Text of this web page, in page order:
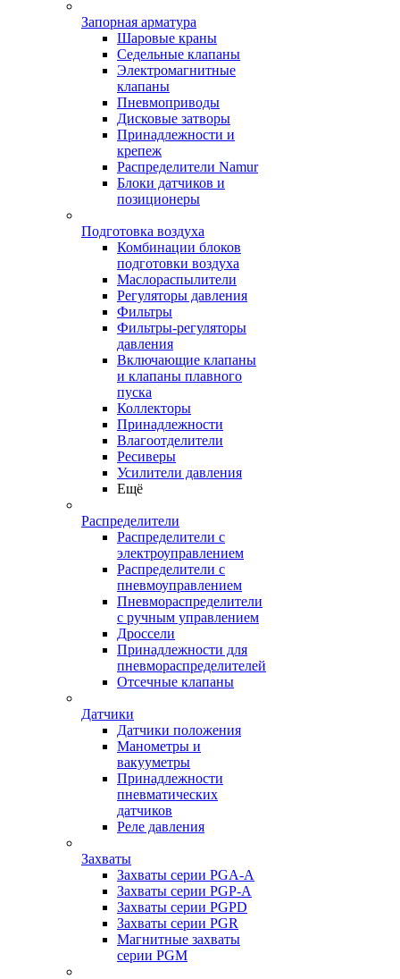
Запорная арматура
Шаровые краны
Седельные клапаны
Электромагнитные
клапаны
Пневмоприводы
Дисковые затворы
Принадлежности и
крепеж
Распределители Namur
Блоки датчиков и
позиционеры
Подготовка воздуха
Комбинации блоков
подготовки воздуха
Маслораспылители
Регуляторы давления
Фильтры
Фильтры-регуляторы
давления
Включающие клапаны
и клапаны плавного
пуска
Коллекторы
Принадлежности
Влагоотделители
Ресиверы
Усилители давления
Ещё
Распределители
Распределители с
электроуправлением
Распределители с
пневмоуправлением
Пневмораспределители
с ручным управлением
Дроссели
Принадлежности для
пневмораспределителей
Отсечные клапаны
Датчики
Датчики положения
Манометры и
вакууметры
Принадлежности
пневматических
датчиков
Реле давления
Захваты
Захваты серии PGA-A
Захваты серии PGP-A
Захваты серии PGPD
Захваты серии PGR
Магнитные захваты
серии PGM